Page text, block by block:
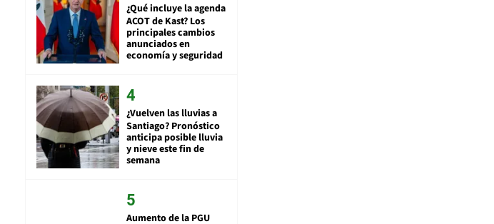
¿Qué incluye la agenda
ACOT de Kast? Los
principales cambios
anunciados en
economía y seguridad
¿Vuelven las lluvias a
Santiago? Pronóstico
anticipa posible lluvia
y nieve este fin de
semana
Aumento de la PGU